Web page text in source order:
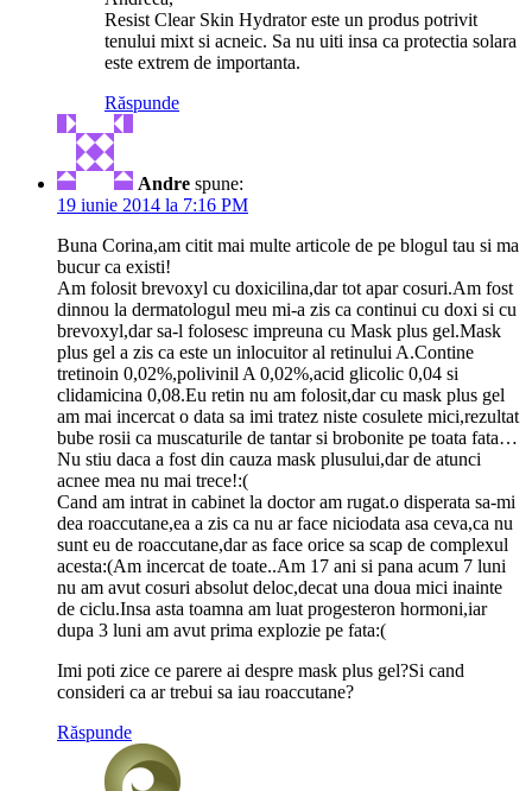
Resist Clear Skin Hydrator este un produs potrivit
tenului mixt si acneic. Sa nu uiti insa ca protectia solara
este extrem de importanta.
Răspunde
Andre spune:
19 iunie 2014 la 7:16 PM
Buna Corina,am citit mai multe articole de pe blogul tau si ma
bucur ca existi!
Am folosit brevoxyl cu doxicilina,dar tot apar cosuri.Am fost
dinnou la dermatologul meu mi-a zis ca continui cu doxi si cu
brevoxyl,dar sa-l folosesc impreuna cu Mask plus gel.Mask
plus gel a zis ca este un inlocuitor al retinului A.Contine
tretinoin 0,02%,polivinil A 0,02%,acid glicolic 0,04 si
clidamicina 0,08.Eu retin nu am folosit,dar cu mask plus gel
am mai incercat o data sa imi tratez niste cosulete mici,rezultat
bube rosii ca muscaturile de tantar si brobonite pe toata fata…
Nu stiu daca a fost din cauza mask plusului,dar de atunci
acnee mea nu mai trece!:(
Cand am intrat in cabinet la doctor am rugat.o disperata sa-mi
dea roaccutane,ea a zis ca nu ar face niciodata asa ceva,ca nu
sunt eu de roaccutane,dar as face orice sa scap de complexul
acesta:(Am incercat de toate..Am 17 ani si pana acum 7 luni
nu am avut cosuri absolut deloc,decat una doua mici inainte
de ciclu.Insa asta toamna am luat progesteron hormoni,iar
dupa 3 luni am avut prima explozie pe fata:(
Imi poti zice ce parere ai despre mask plus gel?Si cand
consideri ca ar trebui sa iau roaccutane?
Răspunde